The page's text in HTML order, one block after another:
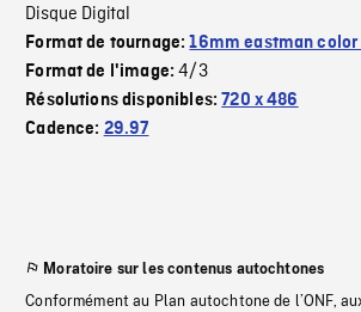
Disque Digital
Format de tournage:16mm eastman color
Format de l'image:4/3
Résolutions disponibles:720 x 486
Cadence: 29.97
Moratoire sur les contenus autochtones
Conformément au Plan autochtone de l’ONF,